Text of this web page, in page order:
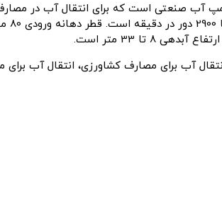
از مرکز پمپیران مدل 65-160 یک پمپ آب صنعتی است که
8 تا 33 متر است.
آب برای مصارف کشاورزی، انتقال آب